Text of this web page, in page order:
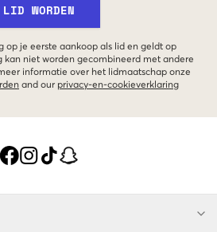
LID WORDEN
op je eerste aankoop als lid en geldt op
kan niet worden gecombineerd met andere
informatie over het lidmaatschap onze
and our privacy-en-cookieverklaring